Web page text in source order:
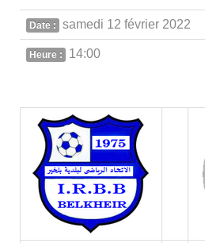
Date : samedi 12 février 2022
Heure : 14:00